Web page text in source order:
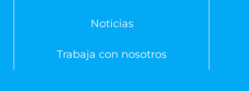
Noticias
Trabaja con nosotros